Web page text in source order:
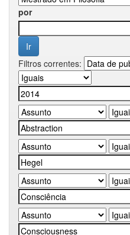
por
Filtros correntes: